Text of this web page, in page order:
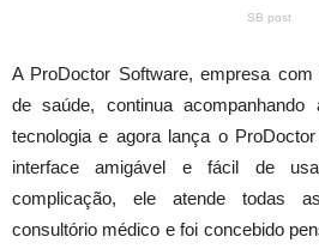
SB post
A ProDoctor Software, empresa
de saúde, continua
tecnologia e agora lança o
interface amigável e fácil de
complicação, ele atende todas
consultório médico e foi concebido